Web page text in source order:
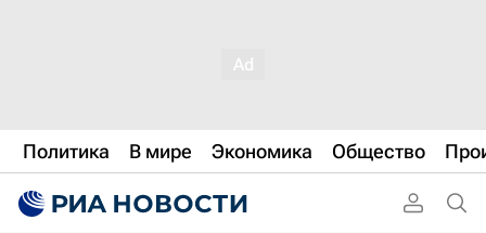
Политика В мире Экономика Общество